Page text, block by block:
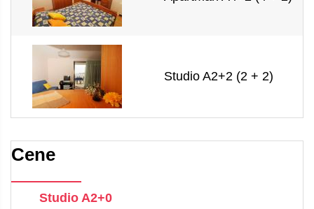
Studio A2+2 (2 + 2)
Cene
Studio A2+0